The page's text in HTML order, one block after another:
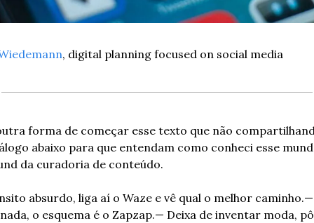
, digital planning focused on social media
forma de começar esse texto que não
abaixo para que entendam como conheci esse
da curadoria de conteúdo.
absurdo, liga aí o Waze e vê qual o melhor caminho.—
o esquema é o Zapzap.— Deixa de inventar moda,